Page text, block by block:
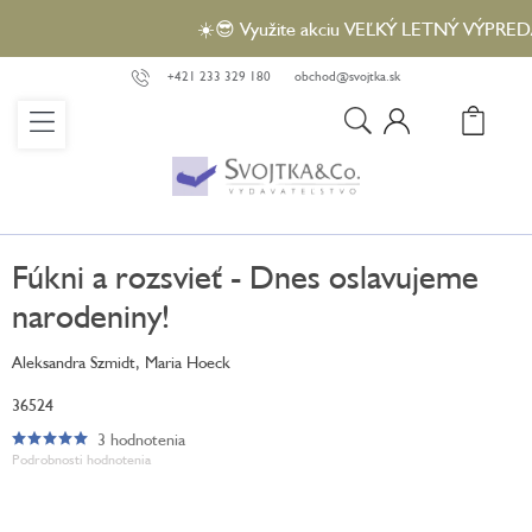
obsah
☀️😎 Využite akciu VEĽKÝ LETNÝ
+421 233 329 180 obchod@svojtka.sk
Fúkni a rozsvieť - Dnes oslavujeme
narodeniny!
Aleksandra Szmidt, Maria Hoeck
36524
Podrobnosti hodnotenia
Priemerné
hodnotenie
3 hodnotenia